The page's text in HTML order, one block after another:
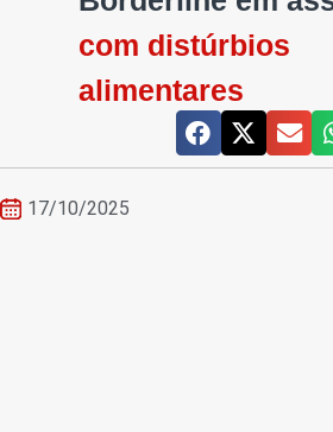
com distúrbios
alimentares
17/10/2025